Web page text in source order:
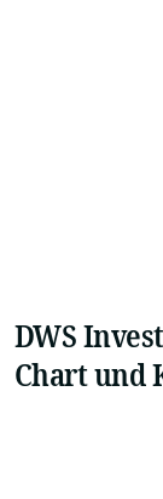
DWS
Chart und